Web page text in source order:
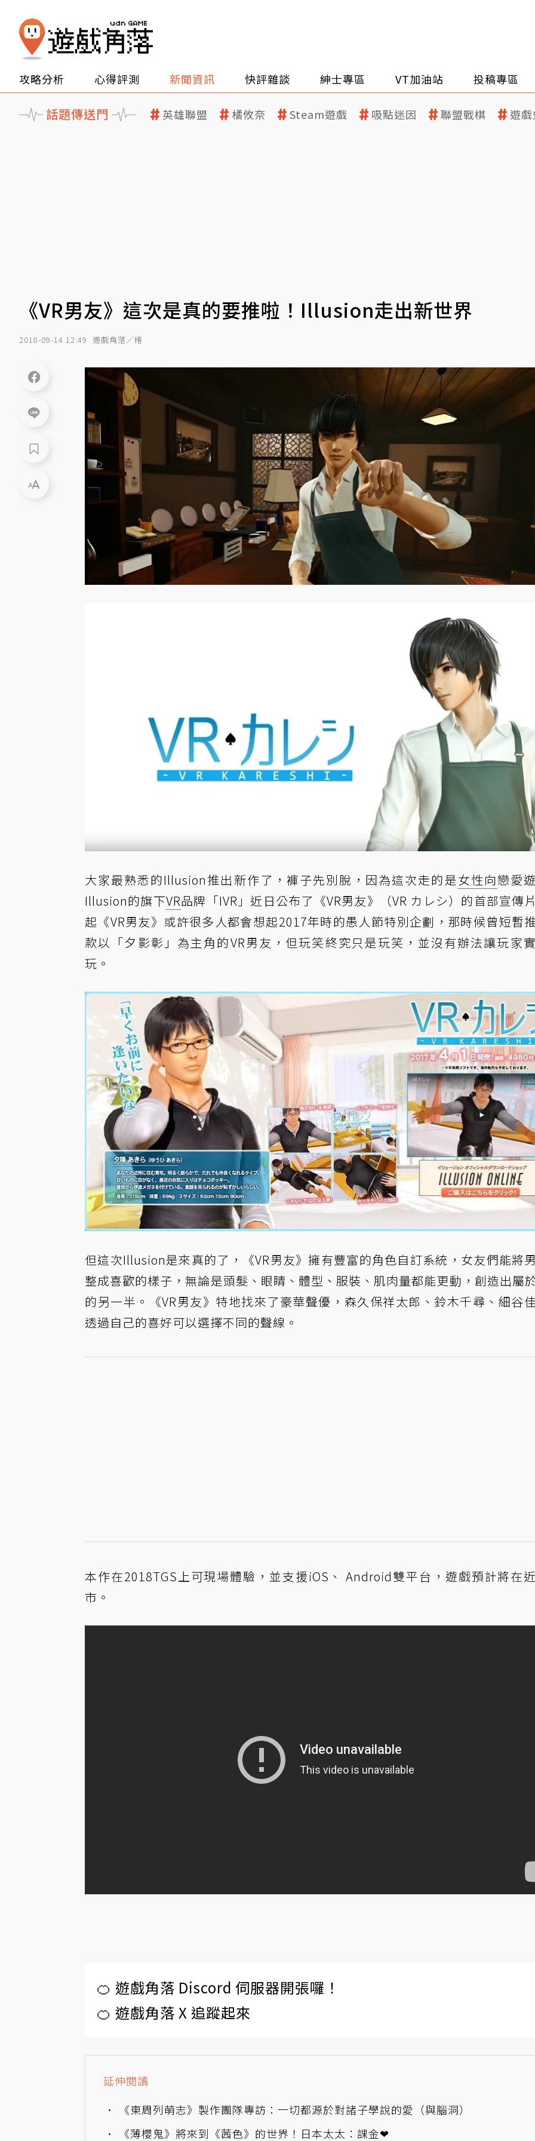
攻略分析 心得評測 新聞資訊 快評雜談 紳士專區 VT加油站 投稿專區
話題傳送門 英雄聯盟 橘攸奈 Steam遊戲 吸點迷因 聯盟戰棋 遊
《VR男友》這次是真的要推啦！Illusion走出新世界
2018-09-14 12:49 遊戲角落／椿
大家最熟悉的Illusion推出新作了，褲子先別脫，因為這次走的是女性向戀愛
Illusion的旗下VR品牌「IVR」近日公布了《VR男友》（VR カレシ）的首部宣傳
起《VR男友》或許很多人都會想起2017年時的愚人節特別企劃，那時候曾短暫
款以「夕影彰」為主角的VR男友，但玩笑終究只是玩笑，並沒有辦法讓玩家
玩。
但這次Illusion是來真的了，《VR男友》擁有豐富的角色自訂系統，女友們能將
整成喜歡的樣子，無論是頭髮、眼睛、體型、服裝、肌肉量都能更動，創造出屬
的另一半。《VR男友》特地找來了豪華聲優，森久保祥太郎、鈴木千尋、細谷
透過自己的喜好可以選擇不同的聲線。
本作在2018TGS上可現場體驗，並支援iOS、 Android雙平台，遊戲預計將在
市。
🍊 遊戲角落 Discord 伺服器開張囉！
🍊 遊戲角落 X 追蹤起來
延伸閱讀
《東周列萌志》製作團隊專訪：一切都源於對諸子學說的愛（與腦洞）
《薄櫻鬼》將來到《茜色》的世界！日本太太：課金❤